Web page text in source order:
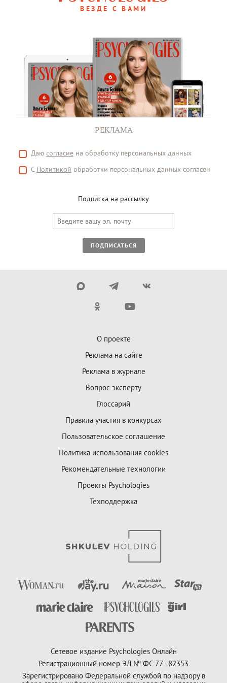
ВЕЗДЕ С ВАМИ
РЕКЛАМА
Даю согласие на обработку персональных данных
С Политикой обработки персональных данных согласен
Подписка на рассылку
ПОДПИСАТЬСЯ
О проекте
Реклама на сайте
Реклама в журнале
Вопрос эксперту
Глоссарий
Правила участия в конкурсах
Пользовательское соглашение
Политика использования cookies
Рекомендательные технологии
Проекты Psychologies
Техподдержка
Сетевое издание Psychologies Онлайн
Регистрационный номер ЭЛ № ФС 77 - 82353
Зарегистрировано Федеральной службой по надзору в